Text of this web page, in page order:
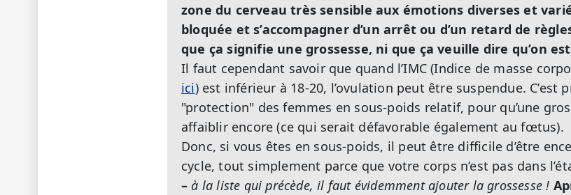
zone du cerveau très sensible aux émotions diverses et
bloquée et s’accompagner d’un arrêt ou d’un retard de
que ça signifie une grossesse, ni que ça veuille dire qu’on
Il faut cependant savoir que quand l’IMC (Indice de masse
ici) est inférieur à 18-20, l’ovulation peut être suspendue. C’est
"protection" des femmes en sous-poids relatif, pour qu’une
affaiblir encore (ce qui serait défavorable également au fœtus).
Donc, si vous êtes en sous-poids, il peut être difficile d’être
cycle, tout simplement parce que votre corps n’est pas dans
– à la liste qui précède, il faut évidemment ajouter la grossesse !